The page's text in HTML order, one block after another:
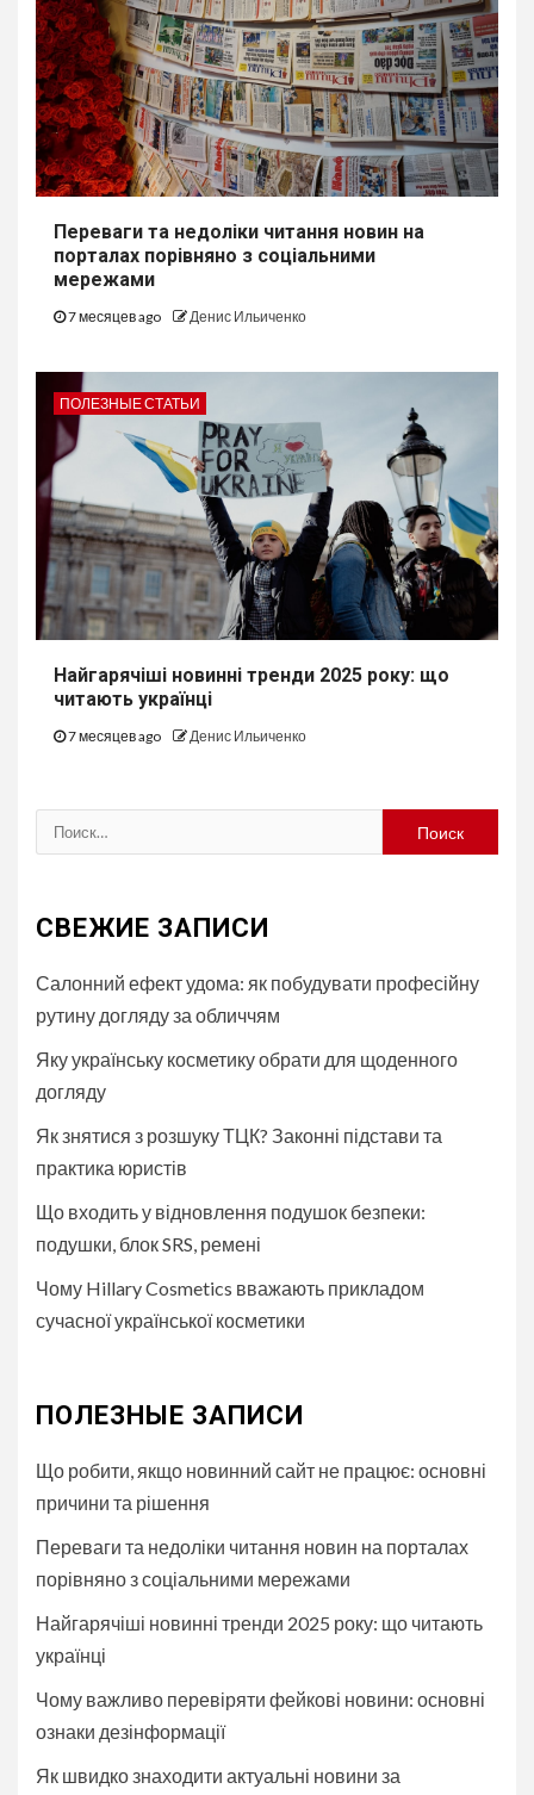
Переваги та недоліки читання новин на
порталах порівняно з соціальними
мережами
7 месяцев ago Денис Ильиченко
ПОЛЕЗНЫЕ СТАТЬИ
Найгарячіші новинні тренди 2025 року: що
читають українці
7 месяцев ago Денис Ильиченко
Найти:
СВЕЖИЕ ЗАПИСИ
Салонний ефект удома: як побудувати професійну
рутину догляду за обличчям
Яку українську косметику обрати для щоденного
догляду
Як знятися з розшуку ТЦК? Законні підстави та
практика юристів
Що входить у відновлення подушок безпеки:
подушки, блок SRS, ремені
Чому Hillary Cosmetics вважають прикладом
сучасної української косметики
ПОЛЕЗНЫЕ ЗАПИСИ
Що робити, якщо новинний сайт не працює: основні
причини та рішення
Переваги та недоліки читання новин на порталах
порівняно з соціальними мережами
Найгарячіші новинні тренди 2025 року: що читають
українці
Чому важливо перевіряти фейкові новини: основні
ознаки дезінформації
Як швидко знаходити актуальні новини за